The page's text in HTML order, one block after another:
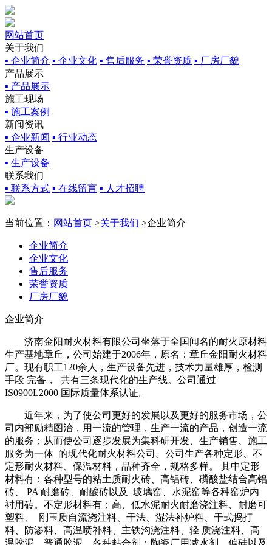
网站首页
关于我们
▪ 企业简介 ▪ 企业文化 ▪ 售后服务 ▪ 荣誉资质 ▪ 厂房厂貌
产品展示
▪ 产品展示
施工现场
▪ 施工案例
新闻资讯
▪ 企业新闻 ▪ 行业动态
生产设备
▪ 生产设备
联系我们
▪ 联系方式 ▪ 在线留言 ▪ 人才招聘
当前位置： 网站首页 >关于我们 >企业简介
企业简介
企业文化
售后服务
荣誉资质
厂房厂貌
企业简介
济南金阳耐火材料有限公司坐落于全国闻名的耐火原材料
生产基地章丘，公司始建于2006年，原名：章丘金阳耐火材料
厂。现有职工120余人，生产设备先进，技术力量雄厚，检测
手段 完备， 共有三条现代化的生产线。公司通过
IS0900L2000 国际质量体系认证。
近年来，为了使公司更好的发展以及更好的服务市场，公
司内部励精图治，用一流的管理，生产一流的产品，创造一流
的服务；从而使公司逐步发展为集科研开发、生产销售、施工
服务为一体 的现代化耐火材料公司。公司生产各种定形、不
定形耐火材料、保温材料，品种齐全，规格多样。 其中定形
材料有：各种型号的粘土质耐火砖、高铝砖、磷酸盐结合高铝
砖、 PA 耐磨砖、耐酸砖以及 玻璃窑、水泥窑等各种窑炉内
衬用砖。不定形材料有；高、低水泥耐火耐磨浇注料、耐磨可
塑料、 刚玉质自流浇注料、干法、湿法补炉料、干式捣打
料、防渗料、高温喷补料、主铁沟浇注料、轻 质浇注料、高
温胶泥、普通胶泥、各种粘合剂；陶瓷厂用减水剂、偏硅以及